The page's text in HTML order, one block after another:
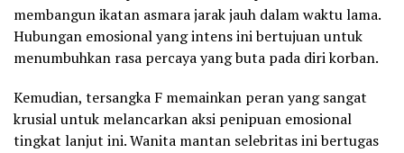
membangun ikatan asmara jarak jauh dalam waktu lama.
Hubungan emosional yang intens ini bertujuan untuk
menumbuhkan rasa percaya yang buta pada diri korban.
Kemudian, tersangka F memainkan peran yang sangat
krusial untuk melancarkan aksi penipuan emosional
tingkat lanjut ini. Wanita mantan selebritas ini bertugas